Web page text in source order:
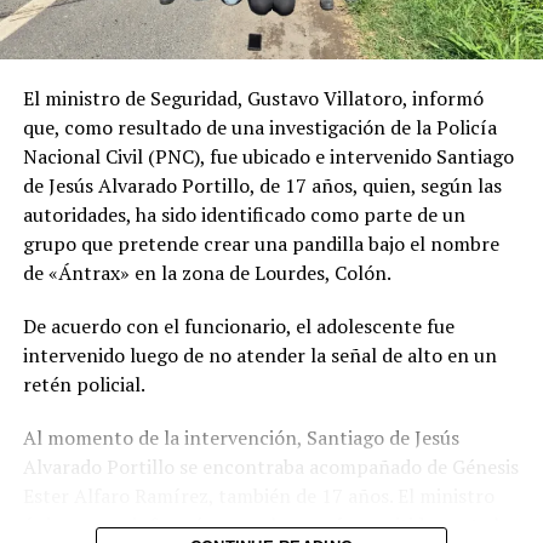
Me gusta esto:
El ministro de Seguridad, Gustavo Villatoro, informó
que, como resultado de una investigación de la Policía
Nacional Civil (PNC), fue ubicado e intervenido Santiago
de Jesús Alvarado Portillo, de 17 años, quien, según las
autoridades, ha sido identificado como parte de un
grupo que pretende crear una pandilla bajo el nombre
de «Ántrax» en la zona de Lourdes, Colón.
De acuerdo con el funcionario, el adolescente fue
intervenido luego de no atender la señal de alto en un
retén policial.
Al momento de la intervención, Santiago de Jesús
Alvarado Portillo se encontraba acompañado de Génesis
únicamente informó que ambos serán remitidos ante las